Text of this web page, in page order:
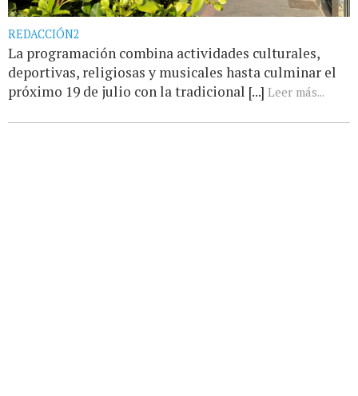
REDACCIÓN2
La programación combina actividades culturales,
deportivas, religiosas y musicales hasta culminar el
próximo 19 de julio con la tradicional [...] Leer más...